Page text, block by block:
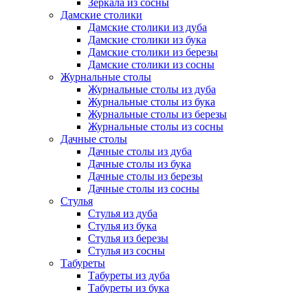
Зеркала из сосны
Дамские столики
Дамские столики из дуба
Дамские столики из бука
Дамские столики из березы
Дамские столики из сосны
Журнальные столы
Журнальные столы из дуба
Журнальные столы из бука
Журнальные столы из березы
Журнальные столы из сосны
Дачные столы
Дачные столы из дуба
Дачные столы из бука
Дачные столы из березы
Дачные столы из сосны
Стулья
Стулья из дуба
Стулья из бука
Стулья из березы
Стулья из сосны
Табуреты
Табуреты из дуба
Табуреты из бука